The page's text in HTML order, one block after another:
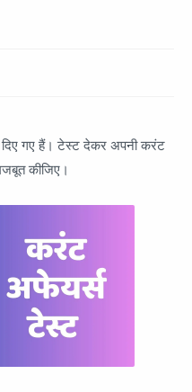
गए हैं। टेस्ट देकर अपनी करंट
कीजिए।